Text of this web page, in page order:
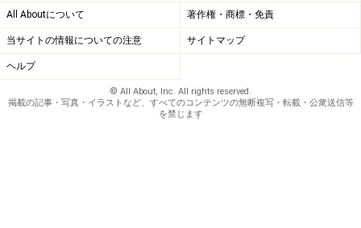
していたのですが、子どもの前で過呼吸を起こしたこと
があって。下の子が私が家にいると『ママ、大丈夫？』
とやたらと心配するんですよ。あの子の記憶に、私が過
呼吸を起こしたときのことが刻み込まれてしまったんで
しょうね。申し訳ないと思いました。それも虐待の一種
All Aboutについて 著作権・商標・免責
当サイトの情報についての注意 サイトマップ
ヘルプ
© All About, Inc. All rights reserved.
掲載の記事・写真・イラストなど、すべてのコンテンツの無断複写・転載・公衆送信等
を禁じます